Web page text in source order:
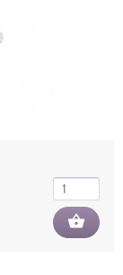
shopping_basket